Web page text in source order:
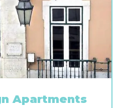
Apartments